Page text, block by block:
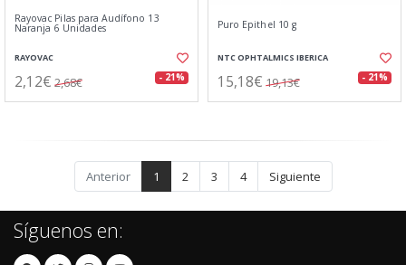
Rayovac Pilas para Audífono 13
Naranja 6 Unidades
RAYOVAC
2,12€ 2,68€ - 21%
Puro Epithel 10 g
NTC OPHTALMICS IBERICA
15,18€ 19,13€ - 21%
Anterior 1 2 3 4 Siguiente
Síguenos en: